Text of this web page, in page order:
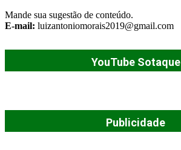
Mande sua sugestão de conteúdo.
E-mail: luizantoniomorais2019@gmail.com
YouTube Sotaque
Publicidade